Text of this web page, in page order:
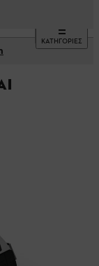
ΚΑΤΗΓΟΡΙΕΣ